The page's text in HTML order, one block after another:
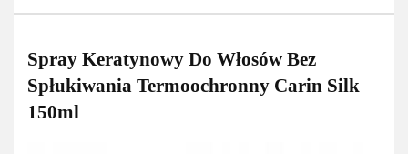
Spray Keratynowy Do Włosów Bez
Spłukiwania Termoochronny Carin Silk
150ml